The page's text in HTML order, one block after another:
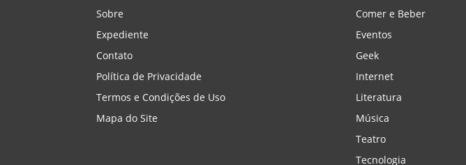
Sobre
Expediente
Contato
Política de Privacidade
Termos e Condições de Uso
Mapa do Site
Comer e Beber
Eventos
Geek
Internet
Literatura
Música
Teatro
Tecnologia